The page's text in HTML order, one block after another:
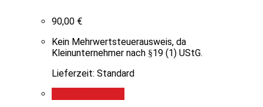
90,00 €
Kein Mehrwertsteuerausweis, da
Kleinunternehmer nach §19 (1) UStG.
Lieferzeit: Standard